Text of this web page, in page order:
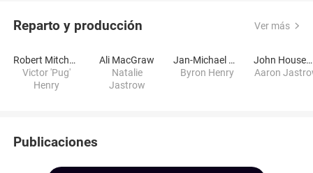
Reparto y producción Ver más
Robert Mitchum
Victor 'Pug'
Henry
Ali MacGraw
Natalie
Jastrow
Jan-Michael Vincent
Byron Henry
John Houseman
Aaron
Publicaciones